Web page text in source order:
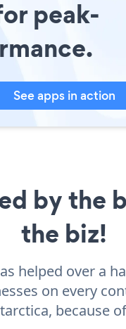
peak-
See apps in action
by the
the biz!
helped over a
on every
because